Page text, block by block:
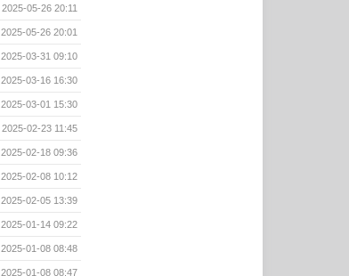
2025-05-26 20:11
2025-05-26 20:01
2025-03-31 09:10
2025-03-16 16:30
2025-03-01 15:30
2025-02-23 11:45
2025-02-18 09:36
2025-02-08 10:12
2025-02-05 13:39
2025-01-14 09:22
2025-01-08 08:48
2025-01-08 08:47